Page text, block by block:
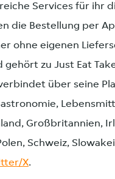
Services für ihr
die Bestellung per
ohne eigenen
zu Just Eat
über seine
Großbritannien,
Schweiz,
X.